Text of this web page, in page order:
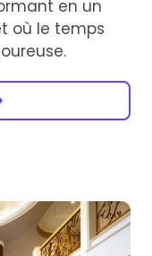
en un
où le temps